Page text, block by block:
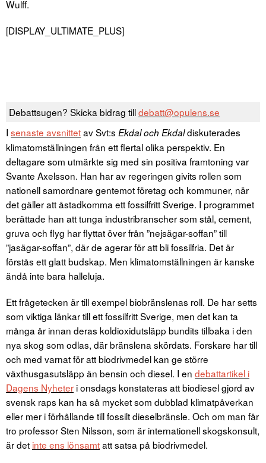
Wulff.
[DISPLAY_ULTIMATE_PLUS]
Debattsugen? Skicka bidrag tilldebatt@opulens.se
I senaste avsnittetav Svt:s Ekdal och Ekdaldiskuterades
klimatomställningen från ett flertal olika perspektiv. En
deltagare som utmärkte sig med sin positiva framtoning var
Svante Axelsson. Han har av regeringen givits rollen som
nationell samordnare gentemot företag och kommuner, när
det gäller att åstadkomma ett fossilfritt Sverige. I programmet
berättade han att tunga industribranscher som stål, cement,
gruva och flyg har flyttat över från ”nejsägar-soffan” till
”jasägar-soffan”, där de agerar för att bli fossilfria. Det är
förstås ett glatt budskap. Men klimatomställningen är kanske
ändå inte bara halleluja.
Ett frågetecken är till exempel biobränslenas roll. De har setts
som viktiga länkar till ett fossilfritt Sverige, men det kan ta
många år innan deras koldioxidutsläpp bundits tillbaka i den
nya skog som odlas, där bränslena skördats. Forskare har till
och med varnat för att biodrivmedel kan ge större
växthusgasutsläpp än bensin och diesel. I en debattartikel i
Dagens Nyheter i onsdags konstateras att biodiesel gjord av
svensk raps kan ha så mycket som dubblad klimatpåverkan
eller mer i förhållande till fossilt dieselbränsle. Och om man får
tro professor Sten Nilsson, som är internationell skogskonsult,
är det inte ens lönsamtatt satsa på biodrivmedel.